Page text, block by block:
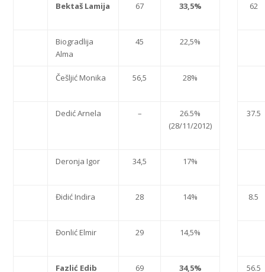
Bektaš Lamija 67 33,5% 62
Biogradlija
Alma
45 22,5%
Češljić Monika 56,5 28%
Dedić Arnela –
26.5%
(28/11/2012)
37.5
Deronja Igor 34,5 17%
Đidić Indira 28 14% 8.5
Đonlić Elmir 29 14,5%
Fazlić Edib 69 34,5% 56.5